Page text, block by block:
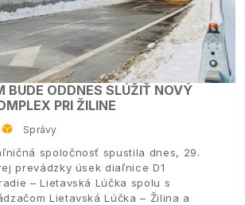
BUDE ODDNES SLÚŽIŤ NOVÝ
PRI ŽILINE
Správy
spoločnosť spustila dnes, 29.
prevádzky úsek diaľnice D1
– Lietavská Lúčka spolu s
Lietavská Lúčka – Žilina a